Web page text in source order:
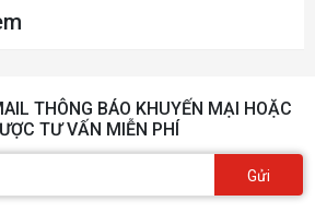
THÔNG BÁO KHUYẾN MẠI HOẶC
TƯ VẤN MIỄN PHÍ
Gửi